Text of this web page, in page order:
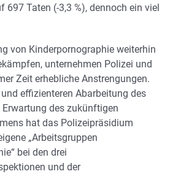
697 Taten (-3,3 %), dennoch ein viel
von Kinderpornographie weiterhin
unternehmen Polizei und
Zeit erhebliche Anstrengungen.
effizienteren Abarbeitung des
des zukünftigen
hat das Polizeipräsidium
„Arbeitsgruppen
bei den drei
und der